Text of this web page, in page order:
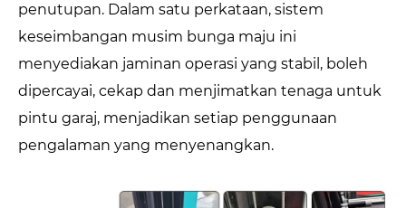
penutupan. Dalam satu perkataan, sistem
keseimbangan musim bunga maju ini
menyediakan jaminan operasi yang stabil, boleh
dipercayai, cekap dan menjimatkan tenaga untuk
pintu garaj, menjadikan setiap penggunaan
pengalaman yang menyenangkan.